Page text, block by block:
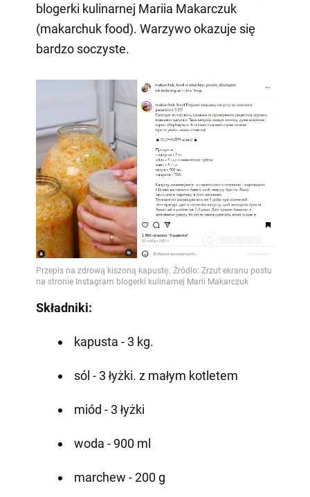
blogerki kulinarnej Mariia Makarczuk
(makarchuk food). Warzywo okazuje się
bardzo soczyste.
Składniki:
kapusta - 3 kg.
sól - 3 łyżki. z małym kotletem
miód - 3 łyżki
woda - 900 ml
marchew - 200 g